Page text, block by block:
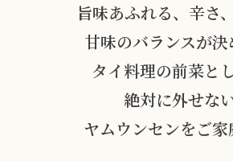
旨味あふれる、辛さ
甘味のバランスが決
タイ料理の前菜とし
絶対に外せな
ヤムウンセンをご家